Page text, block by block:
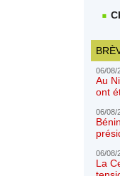
06/08/
Au
ont
06/08/
06/08/
La